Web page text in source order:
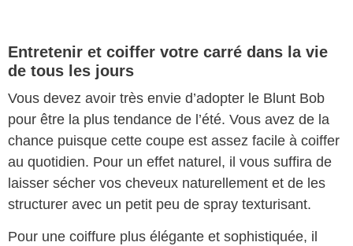
Entretenir et coiffer votre carré dans la vie
de tous les jours
Vous devez avoir très envie d’adopter le Blunt Bob
pour être la plus tendance de l’été. Vous avez de la
chance puisque cette coupe est assez facile à coiffer
au quotidien. Pour un effet naturel, il vous suffira de
laisser sécher vos cheveux naturellement et de les
structurer avec un petit peu de spray texturisant.
Pour une coiffure plus élégante et sophistiquée, il